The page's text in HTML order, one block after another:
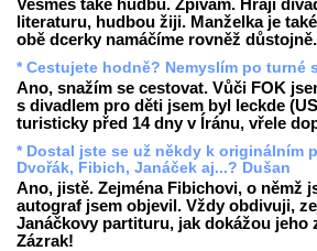
Vesměs také hudbu. Zpívám. Hraji
literaturu, hudbou žiji. Manželka je
obě dcerky namáčíme rovněž
* Cestujete hodně? Nemyslím po turné
Ano, snažím se cestovat. Vůči FOK
s divadlem pro děti jsem byl leckde
turisticky před 14 dny v Íránu, vřele
* Dostal jste se už někdy k originálním
Dvořák, Fibich, Janáček aj...? Dušan
Ano, jistě. Zejména Fibichovi, o němž
autograf jsem objevil. Vždy obdivuji,
Janáčkovy partituru, jak dokážou
Zázrak!